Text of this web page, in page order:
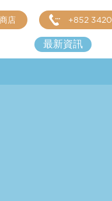
+852
店
最新資訊